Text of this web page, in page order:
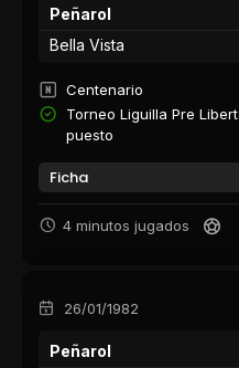
Peñarol
Bella Vista
Centenario
Torneo Liguilla Pre
puesto
Ficha
4 minutos jugados
26/01/1982
Peñarol